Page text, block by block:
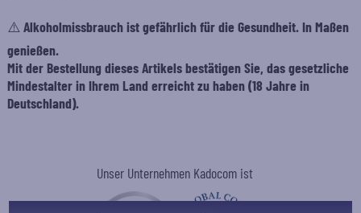
Unser Unternehmen Kadocom ist
⚠️ Alkoholmissbrauch ist gefährlich für die Gesundheit. In Maßen
genießen.
Mit der Bestellung dieses Artikels bestätigen Sie, das gesetzliche
Mindestalter in Ihrem Land erreicht zu haben (18 Jahre in
Deutschland).